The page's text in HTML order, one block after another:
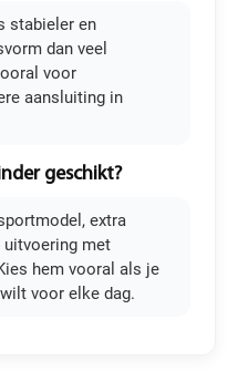
stabieler en
dan veel
voor
aansluiting in
geschikt?
extra
uitvoering met
hem vooral als je
voor elke dag.